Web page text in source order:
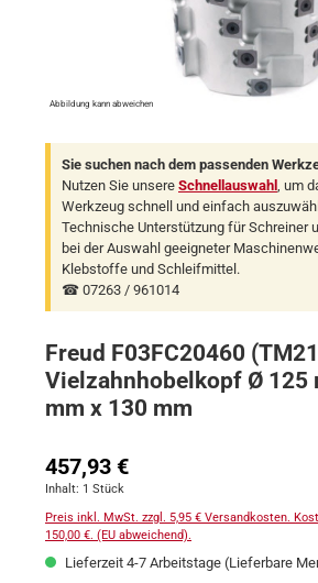
Abbildung kann abweichen
Sie suchen nach dem passenden
Nutzen Sie unsere Schnellauswahl , um
Werkzeug schnell und einfach
Technische Unterstützung für Schreiner
bei der Auswahl geeigneter
Klebstoffe und Schleifmittel.
☎ 07263 / 961014
Freud F03FC20460
Vielzahnhobelkopf Ø 125
mm x 130 mm
Regulärer Preis:
457,93 €
Inhalt: 1 Stück
Preis inkl. MwSt. zzgl. 5,95 € Versandkosten.
150,00 €. (EU abweichend).
Lieferzeit 4-7 Arbeitstage (Lieferbare